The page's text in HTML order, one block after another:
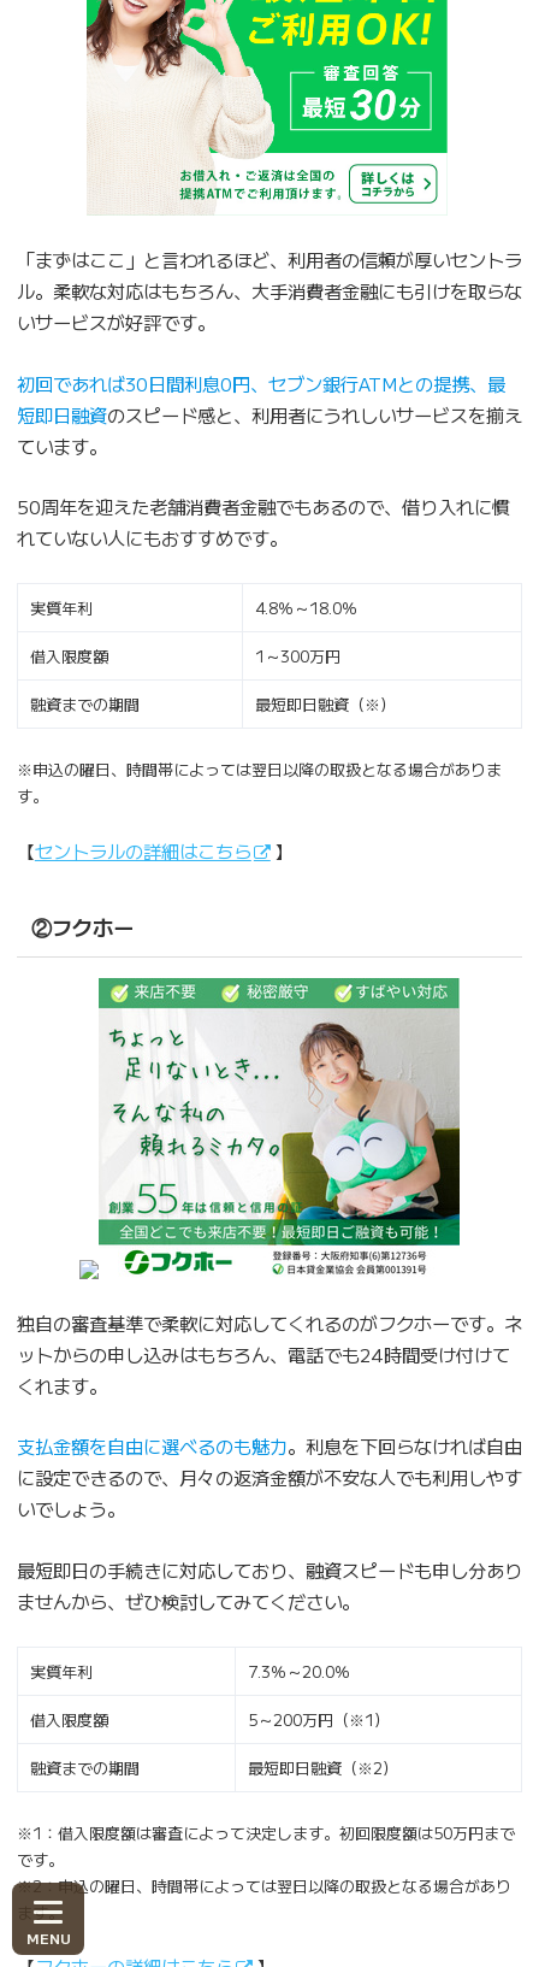
「まずはここ」と言われるほど、利用者の信頼が厚いセントラ
ル。柔軟な対応はもちろん、大手消費者金融にも引けを取らな
いサービスが好評です。
初回であれば30日間利息0円、セブン銀行ATMとの提携、最
短即日融資のスピード感と、利用者にうれしいサービスを揃え
ています。
50周年を迎えた老舗消費者金融でもあるので、借り入れに慣
れていない人にもおすすめです。
実質年利 4.8％～18.0％
借入限度額 1～300万円
融資までの期間 最短即日融資（※）
※申込の曜日、時間帯によっては翌日以降の取扱となる場合がありま
す。
【セントラルの詳細はこちら 】
②フクホー
独自の審査基準で柔軟に対応してくれるのがフクホーです。ネ
ットからの申し込みはもちろん、電話でも24時間受け付けて
くれます。
支払金額を自由に選べるのも魅力。利息を下回らなければ自由
に設定できるので、月々の返済金額が不安な人でも利用しやす
いでしょう。
最短即日の手続きに対応しており、融資スピードも申し分あり
ませんから、ぜひ検討してみてください。
実質年利 7.3％～20.0％
借入限度額 5～200万円（※1）
融資までの期間 最短即日融資（※2）
※1：借入限度額は審査によって決定します。初回限度額は50万円まで
です。
※2：申込の曜日、時間帯によっては翌日以降の取扱となる場合があり
ます。